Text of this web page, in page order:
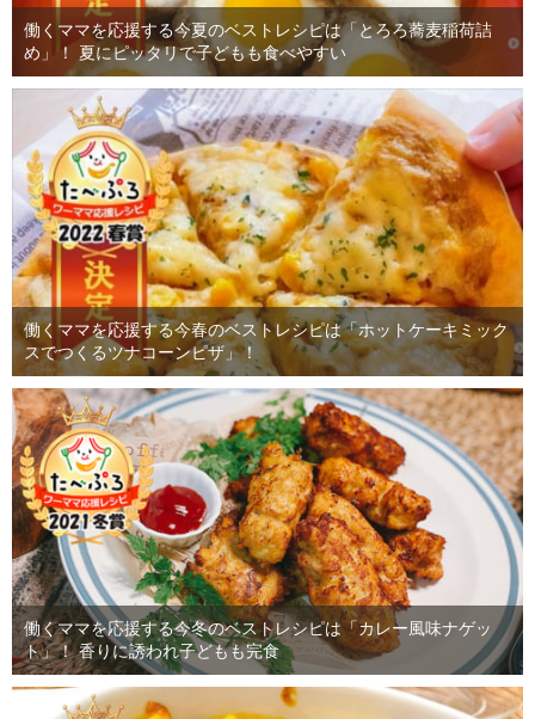
働くママを応援する今夏のベストレシピは「とろろ蕎麦稲荷詰
め」！ 夏にピッタリで子どもも食べやすい
働くママを応援する今春のベストレシピは「ホットケーキミック
スでつくるツナコーンピザ」！
働くママを応援する今冬のベストレシピは「カレー風味ナゲッ
ト」！ 香りに誘われ子どもも完食